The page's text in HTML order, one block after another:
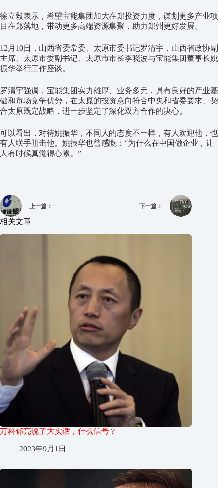
徐立毅表示，希望宝能集团加大在郑投资力度，谋划更多产业项
目在郑落地，带动更多高端资源集聚，助力郑州更好发展。
12月10日，山西省委常委、太原市委书记罗清宇，山西省政协副
主席、太原市委副书记、太原市市长李晓波与宝能集团董事长姚
振华举行工作座谈。
罗清宇强调，宝能集团实力雄厚、业务多元，具有良好的产业基
础和市场竞争优势，在太原的投资意向符合中央和省委要求、契
合太原既定战略，进一步坚定了深化双方合作的决心。
可以看出，对待姚振华，不同人的态度不一样，有人欢迎他，也
有人联手阻击他。姚振华也曾感慨：“为什么在中国做企业，让
人有时候真觉得心累。”
上一篇： 下一篇：
相关文章
万科郁亮说了大实话，什么信号？
2023年9月1日